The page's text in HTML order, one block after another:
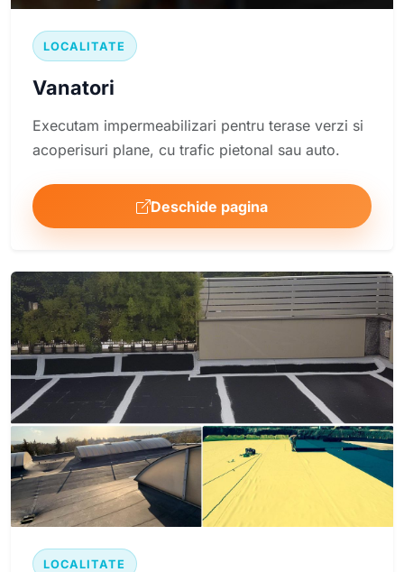
LOCALITATE
Vanatori
Executam impermeabilizari pentru terase verzi si
acoperisuri plane, cu trafic pietonal sau auto.
Deschide pagina
LOCALITATE